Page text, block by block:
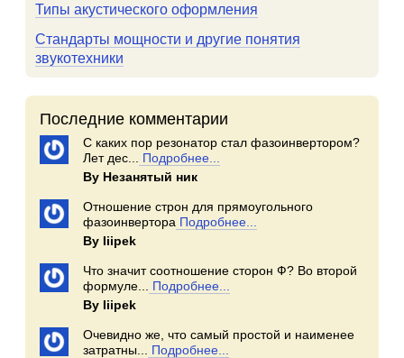
Типы акустического оформления
Стандарты мощности и другие понятия
звукотехники
Последние комментарии
С каких пор резонатор стал фазоинвертором?
Лет дес...
Подробнее...
By Незанятый ник
Отношение строн для прямоугольного
фазоинвертора Подробнее...
By Iiipek
Что значит соотношение сторон Ф? Во второй
формуле...
Подробнее...
By Iiipek
Очевидно же, что самый простой и наименее
затратны...
Подробнее...